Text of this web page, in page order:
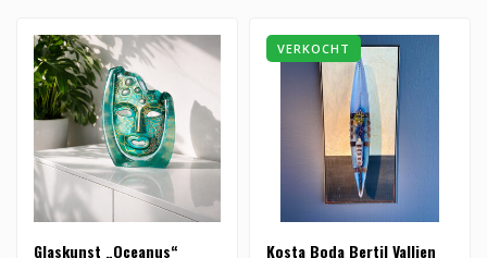
Glaskunst „Oceanus“
VERKOCHT
Kosta Boda Bertil Vallien